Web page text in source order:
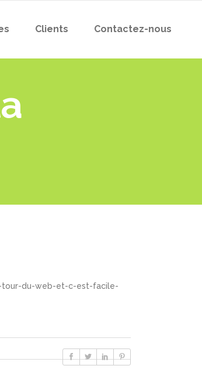
Clients Contactez-nous
du-web-et-c-est-facile-